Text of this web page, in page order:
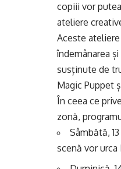
copiii vor
ateliere
Aceste
îndemânarea
susținute de
Magic Puppet
În ceea ce
zonă,
Sâmbătă,
scenă vor urca